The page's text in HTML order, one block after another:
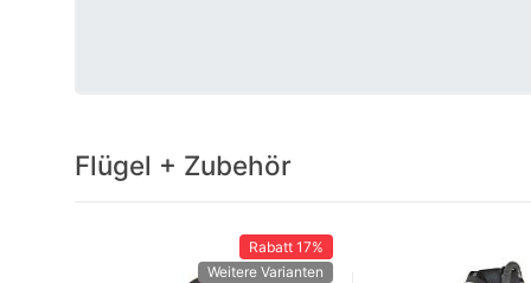
Flügel + Zubehör
Rabatt 17%
Weitere Varianten